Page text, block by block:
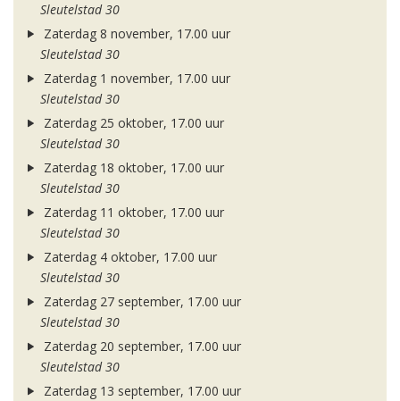
Sleutelstad 30
Zaterdag 8 november, 17.00 uur
Sleutelstad 30
Zaterdag 1 november, 17.00 uur
Sleutelstad 30
Zaterdag 25 oktober, 17.00 uur
Sleutelstad 30
Zaterdag 18 oktober, 17.00 uur
Sleutelstad 30
Zaterdag 11 oktober, 17.00 uur
Sleutelstad 30
Zaterdag 4 oktober, 17.00 uur
Sleutelstad 30
Zaterdag 27 september, 17.00 uur
Sleutelstad 30
Zaterdag 20 september, 17.00 uur
Sleutelstad 30
Zaterdag 13 september, 17.00 uur